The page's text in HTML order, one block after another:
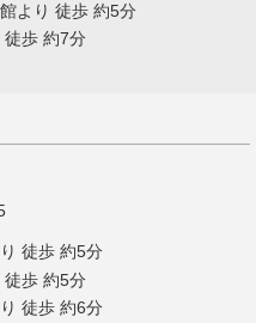
より 徒歩 約5分
徒歩 約7分
徒歩 約5分
徒歩 約5分
徒歩 約6分